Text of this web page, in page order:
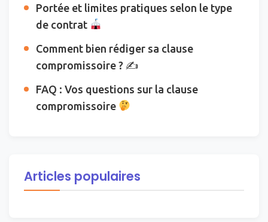
Portée et limites pratiques selon le type
de contrat
Comment bien rédiger sa clause
compromissoire ? ✍️
FAQ : Vos questions sur la clause
compromissoire
Articles populaires